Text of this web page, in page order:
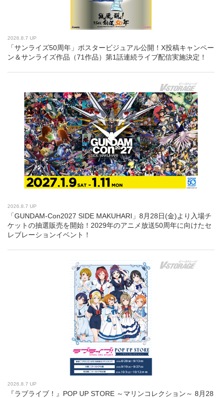
2026.8.7 UP
「サンライズ50周年」ポスタービジュアル公開！X投稿キャンペー
ン＆サンライズ作品（71作品）第1話連続ライブ配信実施決定！
2026.8.7 UP
「GUNDAM-Con2027 SIDE MAKUHARI」8月28日(金)より入場チ
ケットの抽選販売を開始！2029年のアニメ放送50周年に向けたセ
レブレーションイベント！
2026.8.7 UP
『ラブライブ！』POP UP STORE ～マリンコレクション～ 8月28